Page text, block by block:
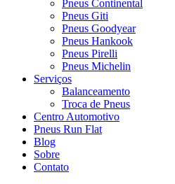
Pneus Continental
Pneus Giti
Pneus Goodyear
Pneus Hankook
Pneus Pirelli
Pneus Michelin
Serviços
Balanceamento
Troca de Pneus
Centro Automotivo
Pneus Run Flat
Blog
Sobre
Contato